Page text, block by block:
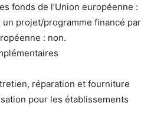
fonds de l’Union européenne :
un projet/programme financé par
: non.
réparation et fourniture
pour les établissements